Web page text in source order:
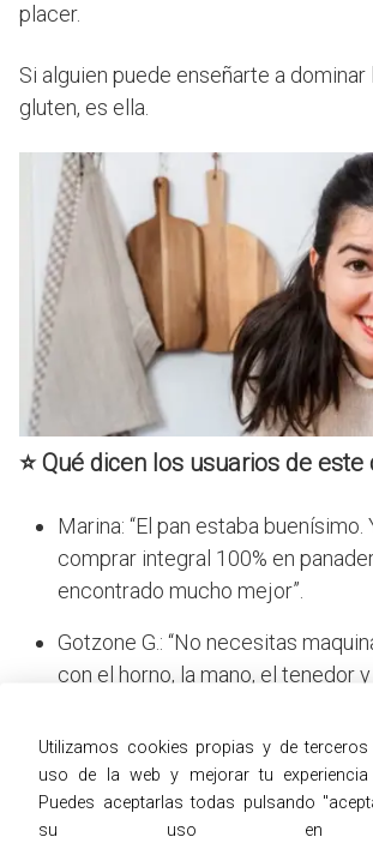
placer.
Si alguien puede enseñarte a dominar
gluten, es ella.
⭐ Qué dicen los usuarios de este
Marina: “El pan estaba buenísimo.
comprar integral 100% en
encontrado mucho mejor”.
Gotzone G.: “No necesitas
con el horno, la mano, el tenedor
no se pierde casi tiempo. Creo
puede hacer”.
Gemma: «Estoy encantada. Yo
Utilizamos cookies propias y de
uso de la web y mejorar tu experiencia
Puedes aceptarlas todas pulsando
su uso en